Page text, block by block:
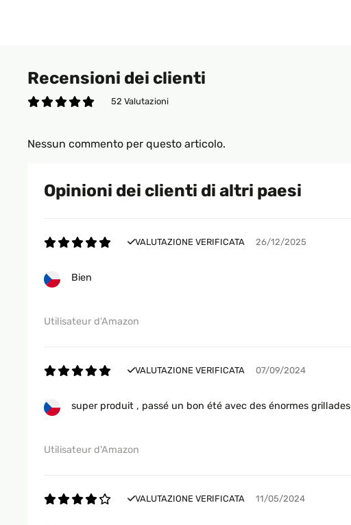
Recensioni dei clienti
52 Valutazioni
Nessun commento per questo articolo.
Opinioni dei clienti di altri paesi
VALUTAZIONE VERIFICATA 26/12/2025
Bien
Utilisateur d'Amazon
VALUTAZIONE VERIFICATA 07/09/2024
super produit , passé un bon été avec des énormes grillades
Utilisateur d'Amazon
VALUTAZIONE VERIFICATA 11/05/2024